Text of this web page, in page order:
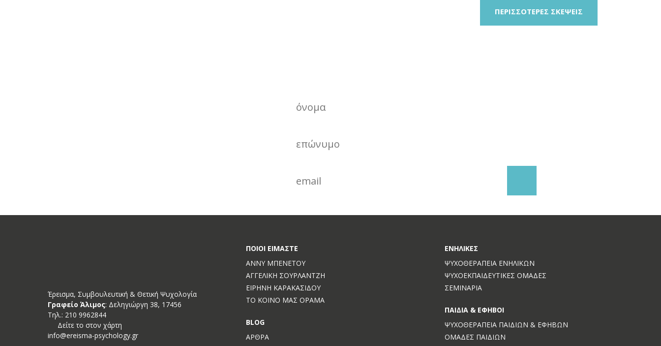
ΠΕΡΙΣΣΟΤΕΡΕΣ ΣΚΕΨΕΙΣ
Έρεισμα, Συμβουλευτική & Θετική Ψυχολογία
Γραφείο Άλιμος: Δεληγιώργη 38, 17456
Tηλ.: 210 9962844
Δείτε το στον χάρτη
info@ereisma-psychology.gr
ΠΟΙΟΙ ΕΊΜΑΣΤΕ
ΆΝΝΥ ΜΠΕΝΈΤΟΥ
ΑΓΓΕΛΙΚΉ ΣΟΥΡΛΑΝΤΖΉ
ΕΙΡΉΝΗ ΚΑΡΑΚΑΣΊΔΟΥ
ΤΟ ΚΟΙΝΌ ΜΑΣ ΌΡΑΜΑ
BLOG
ΆΡΘΡΑ
ΕΝΉΛΙΚΕΣ
ΨΥΧΟΘΕΡΑΠΕΊΑ ΕΝΗΛΊΚΩΝ
ΨΥΧΟΕΚΠΑΙΔΕΥΤΙΚΈΣ ΟΜΆΔΕΣ
ΣΕΜΙΝΆΡΙΑ
ΠΑΙΔΙΆ & ΈΦΗΒΟΙ
ΨΥΧΟΘΕΡΑΠΕΊΑ ΠΑΙΔΙΏΝ & ΕΦΉΒΩΝ
ΟΜΆΔΕΣ ΠΑΙΔΙΏΝ